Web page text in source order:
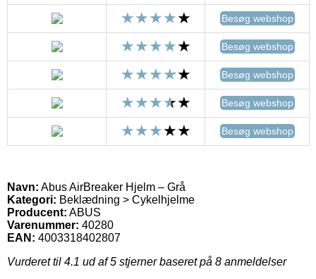
Besøg webshop
Besøg webshop
Besøg webshop
Besøg webshop
Besøg webshop
Navn: Abus AirBreaker Hjelm – Grå
Kategori: Beklædning > Cykelhjelme
Producent: ABUS
Varenummer: 40280
EAN: 4003318402807
Vurderet til 4.1 ud af 5 stjerner baseret på 8 anmeldelser